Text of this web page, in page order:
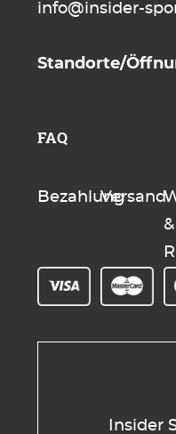
info@insider-
Standorte/
FAQ
BezahlungVersand
&
Insider